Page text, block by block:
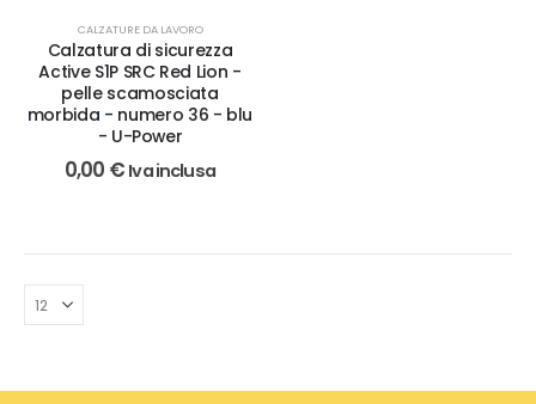
CALZATURE DA LAVORO
Calzatura di sicurezza
Active S1P SRC Red Lion -
pelle scamosciata
morbida - numero 36 - blu
- U-Power
0,00 € Iva inclusa